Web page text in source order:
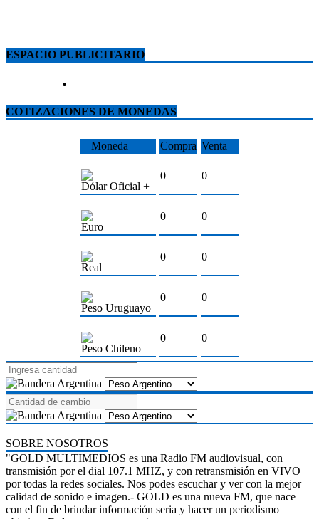
ESPACIO PUBLICITARIO
COTIZACIONES DE MONEDAS
Moneda Compra Venta
Dólar Oficial +
0 0
Euro
0 0
Real
0 0
Peso Uruguayo
0 0
Peso Chileno
0 0
SOBRE NOSOTROS
"GOLD MULTIMEDIOS es una Radio FM audiovisual, con
transmisión por el dial 107.1 MHZ, y con retransmisión en VIVO
por todas la redes sociales. Nos podes escuchar y ver con la mejor
calidad de sonido e imagen.- GOLD es una nueva FM, que nace
con el fin de brindar información seria y hacer un periodismo